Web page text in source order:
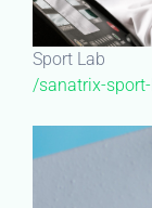
Sport Lab
/sanatrix-